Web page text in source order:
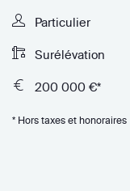
Particulier
Surélévation
200 000 €*
* Hors taxes et honoraires